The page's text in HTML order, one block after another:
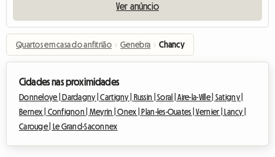
Ver anúncio
Quartos em casa do anfitrião › Genebra › Chancy
Cidades nas proximidades
Donneloye |Dardagny |Cartigny | Russin |Soral |Aire-la-Ville | Satigny |
Bernex | Confignon | Meyrin |Onex |Plan-les-Ouates |Vernier |Lancy |
Carouge | Le Grand-Saconnex